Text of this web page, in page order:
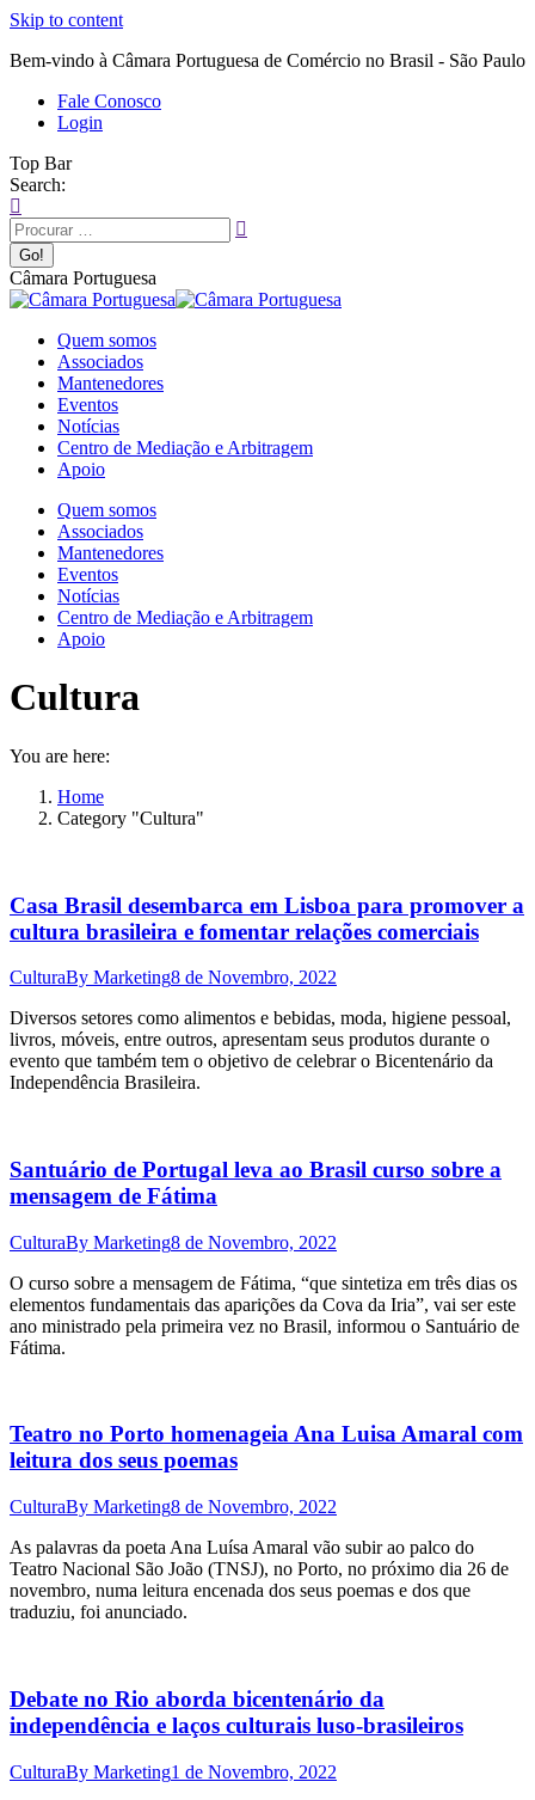
Skip to content
Bem-vindo à Câmara Portuguesa de Comércio no Brasil - São Paulo
Fale Conosco
Login
Top Bar
Search:
Câmara Portuguesa
Quem somos
Associados
Mantenedores
Eventos
Notícias
Centro de Mediação e Arbitragem
Apoio
Quem somos
Associados
Mantenedores
Eventos
Notícias
Centro de Mediação e Arbitragem
Apoio
Cultura
You are here:
Home
Category "Cultura"
Casa Brasil desembarca em Lisboa para promover a
cultura brasileira e fomentar relações comerciais
CulturaBy Marketing8 de Novembro, 2022
Diversos setores como alimentos e bebidas, moda, higiene pessoal,
livros, móveis, entre outros, apresentam seus produtos durante o
evento que também tem o objetivo de celebrar o Bicentenário da
Independência Brasileira.
Santuário de Portugal leva ao Brasil curso sobre a
mensagem de Fátima
CulturaBy Marketing8 de Novembro, 2022
O curso sobre a mensagem de Fátima, “que sintetiza em três dias os
elementos fundamentais das aparições da Cova da Iria”, vai ser este
ano ministrado pela primeira vez no Brasil, informou o Santuário de
Fátima.
Teatro no Porto homenageia Ana Luisa Amaral com
leitura dos seus poemas
CulturaBy Marketing8 de Novembro, 2022
As palavras da poeta Ana Luísa Amaral vão subir ao palco do
Teatro Nacional São João (TNSJ), no Porto, no próximo dia 26 de
novembro, numa leitura encenada dos seus poemas e dos que
traduziu, foi anunciado.
Debate no Rio aborda bicentenário da
independência e laços culturais luso-brasileiros
CulturaBy Marketing1 de Novembro, 2022